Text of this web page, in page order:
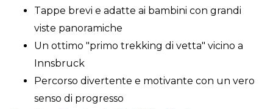
Tappe brevi e adatte ai bambini con grandi
viste panoramiche
Un ottimo "primo trekking di vetta" vicino a
Innsbruck
Percorso divertente e motivante con un vero
senso di progresso